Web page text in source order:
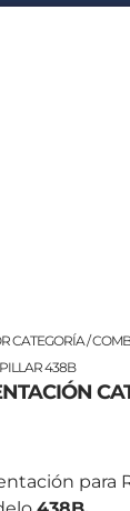
CATEGORÍA/
438B
para